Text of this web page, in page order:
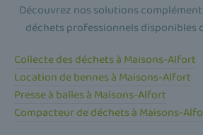
Découvrez nos solutions
déchets professionnels disponibles
Collecte des déchets à Maisons-Alfort
Location de bennes à Maisons-Alfort
Presse à balles à Maisons-Alfort
Compacteur de déchets à Maisons-